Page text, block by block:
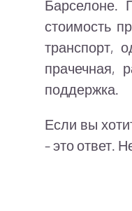
Барселоне.
стоимость
транспорт,
прачечная,
поддержка.
Если вы
– это ответ.